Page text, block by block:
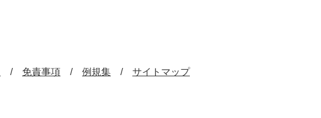
免責事項 例規集 サイトマップ